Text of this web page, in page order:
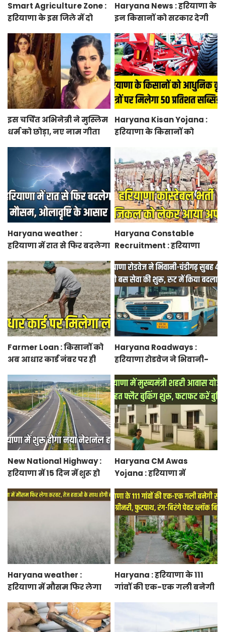
Smart Agriculture Zone :
हरियाणा के इस जिले में दो
एग्रीकल्चर जोन
Haryana News : हरियाणा के
इन किसानों को सरकार देगी
सीएम सैनी की घोषणा
इस चर्चित अभिनेत्री ने मुस्लिम
धर्म को छोड़ा, नए नाम गीता
Haryana Kisan Yojana :
हरियाणा के किसानों को
50 प्रतिशत सब्सिडी, फटाफट
करें आवेदन
Haryana weather :
हरियाणा में रात से फिर बदलेगा
Haryana Constable
Recruitment : हरियाणा
लेकर आया अपडेट, हर पद के
लिए 55 युवाओं ने किया
आवेदन
Farmer Loan : किसानों को
अब आधार कार्ड नंबर पर ही
से एमओयू करेगी सरकार
Haryana Roadways :
हरियाणा रोडवेज ने भिवानी-
रुट में किया बदलाव
New National Highway :
हरियाणा में 15 दिन में शुरू हो
केएमपी से होगी सीधी
Haryana CM Awas
Yojana : हरियाणा में
के तहत फ्लैट बुकिंग शुरू,
फटाफट करें बुकिंग
Haryana weather :
हरियाणा में मौसम फिर लेगा
होगी बारिश
Haryana : हरियाणा के 111
गांवों की एक-एक गली बनेगी